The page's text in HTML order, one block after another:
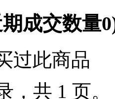
成交数量0
过此商品
，共 1 页。